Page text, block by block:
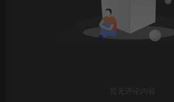
暂无评论内容